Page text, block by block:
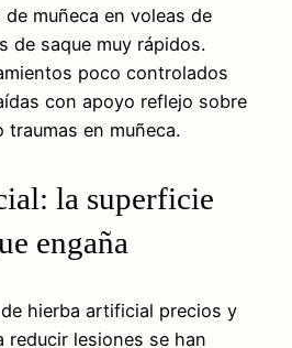
muñeca en voleas de
de saque muy rápidos.
poco controlados
con apoyo reflejo sobre
traumas en muñeca.
la superficie
engaña
hierba artificial precios y
reducir lesiones se han